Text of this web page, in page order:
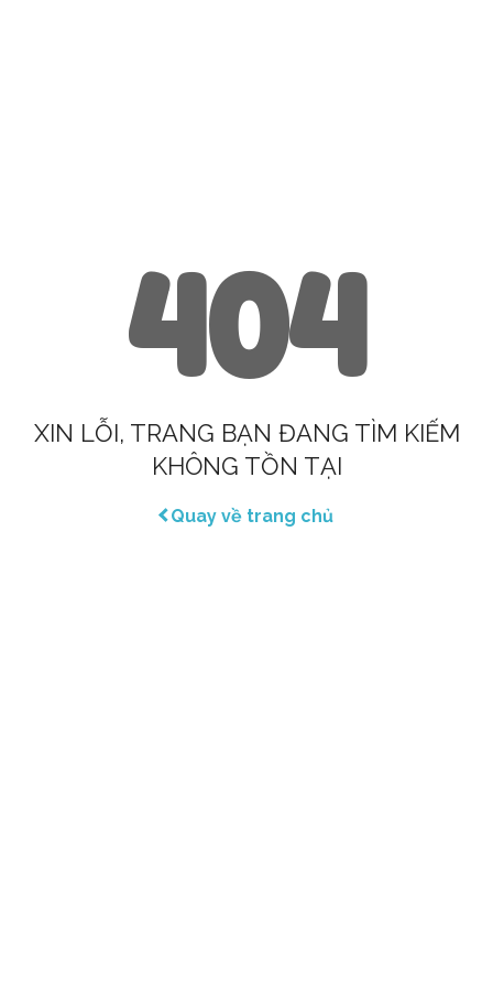
404
XIN LỖI, TRANG BẠN ĐANG TÌM KIẾM
KHÔNG TỒN TẠI
Quay về trang chủ